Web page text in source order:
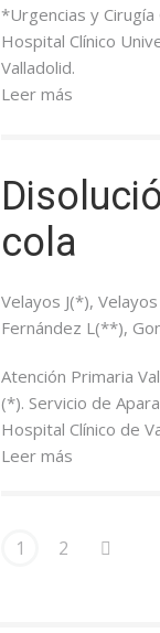
*Urgencias y
Hospital Clínico
Valladolid.
Leer más
cola
Velayos J(*),
Fernández L(**),
Atención Primaria
(*). Servicio de
Hospital Clínico de
Leer más
1 2